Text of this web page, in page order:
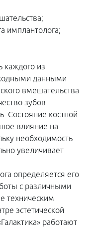
имплантолога;
каждого из
данными
вмешательства
зубов
Состояние костной
влияние на
необходимость
увеличивает
определяется его
с различными
техническим
эстетической
работают